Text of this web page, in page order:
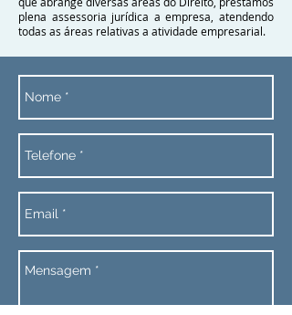
plena assessoria jurídica a empresa, atendendo
todas as áreas relativas a atividade empresarial.